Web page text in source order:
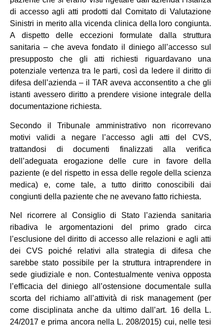
di accesso agli atti prodotti dal Comitato di Valutazione
Sinistri in merito alla vicenda clinica della loro congiunta.
A dispetto delle eccezioni formulate dalla struttura
sanitaria – che aveva fondato il diniego all’accesso sul
presupposto che gli atti richiesti riguardavano una
potenziale vertenza tra le parti, così da ledere il diritto di
difesa dell’azienda – il TAR aveva acconsentito a che gli
istanti avessero diritto a prendere visione integrale della
documentazione richiesta.
Secondo il Tribunale amministrativo non ricorrevano
motivi validi a negare l’accesso agli atti del CVS,
trattandosi di documenti finalizzati alla verifica
dell’adeguata erogazione delle cure in favore della
paziente (e del rispetto in essa delle regole della scienza
medica) e, come tale, a tutto diritto conoscibili dai
congiunti della paziente che ne avevano fatto richiesta.
Nel ricorrere al Consiglio di Stato l’azienda sanitaria
ribadiva le argomentazioni del primo grado circa
l’esclusione del diritto di accesso alle relazioni e agli atti
dei CVS poiché relativi alla strategia di difesa che
sarebbe stato possibile per la struttura intraprendere in
sede giudiziale e non. Contestualmente veniva opposta
l’efficacia del diniego all’ostensione documentale sulla
scorta del richiamo all’attività di risk management (per
come disciplinata anche da ultimo dall’art. 16 della L.
24/2017 e prima ancora nella L. 208/2015) cui, nelle tesi